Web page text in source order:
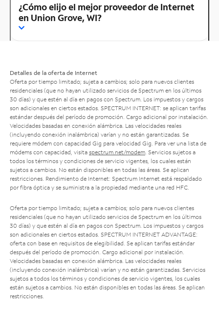
¿Cómo elijo el mejor proveedor de Internet
en Union Grove, WI?
Detalles de la oferta de Internet
Oferta por tiempo limitado; sujeta a cambios; solo para nuevos clientes
residenciales (que no hayan utilizado servicios de Spectrum en los últimos
30 días) y que estén al día en pagos con Spectrum. Los impuestos y cargos
son adicionales en ciertos estados. SPECTRUM INTERNET: se aplican tarifas
estándar después del período de promoción. Cargo adicional por instalación.
Velocidades basadas en conexión alámbrica. Las velocidades reales
(incluyendo conexión inalámbrica) varían y no están garantizadas. Se
requiere módem con capacidad Gig para velocidad Gig. Para ver una lista de
módems con capacidad, visita spectrum.net/modem . Servicios sujetos a
todos los términos y condiciones de servicio vigentes, los cuales están
sujetos a cambios. No están disponibles en todas las áreas. Se aplican
restricciones. Rendimiento de Internet: Spectrum Internet está respaldado
por fibra óptica y se suministra a la propiedad mediante una red HFC.
Oferta por tiempo limitado; sujeta a cambios; solo para nuevos clientes
residenciales (que no hayan utilizado servicios de Spectrum en los últimos
30 días) y que estén al día en pagos con Spectrum. Los impuestos y cargos
son adicionales en ciertos estados. SPECTRUM INTERNET ADVANTAGE:
oferta con base en requisitos de elegibilidad. Se aplican tarifas estándar
después del período de promoción. Cargo adicional por instalación.
Velocidades basadas en conexión alámbrica. Las velocidades reales
(incluyendo conexión inalámbrica) varían y no están garantizadas. Servicios
sujetos a todos los términos y condiciones de servicio vigentes, los cuales
están sujetos a cambios. No están disponibles en todas las áreas. Se aplican
restricciones.